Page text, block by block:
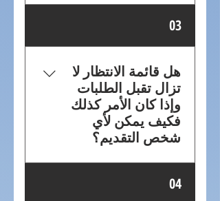
المؤهلين والمهتمين. أولئك الذين
القائمة.
متقدم ينتظرون استئجار شقة
بأسعار معقولة في هوبوكين.
03
هل قائمة الانتظار لا
تزال تقبل الطلبات
وإذا كان الأمر كذلك
فكيف يمكن لأي
شخص التقديم؟
نعم، لا تزال قائمة الانتظار
مفتوحة. يمكن للمتقدمين
04